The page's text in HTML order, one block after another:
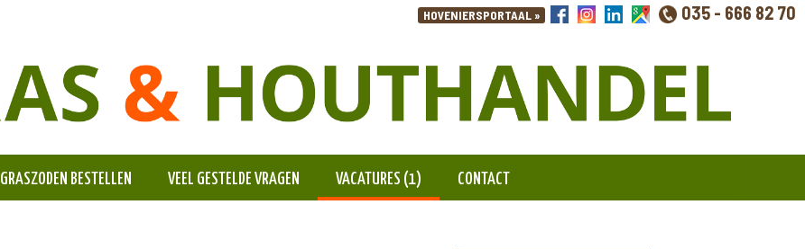
035 - 666 82 70
GRASZODEN BESTELLEN VEEL GESTELDE VRAGEN VACATURES (1) CONTACT